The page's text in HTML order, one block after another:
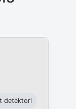
detektori